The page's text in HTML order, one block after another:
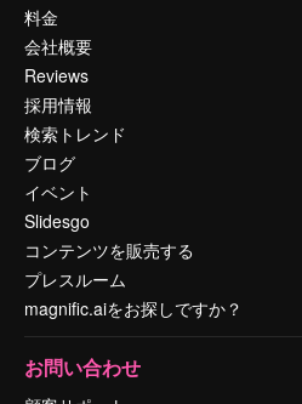
料金
会社概要
Reviews
採用情報
検索トレンド
ブログ
イベント
Slidesgo
コンテンツを販売する
プレスルーム
magnific.aiをお探しですか？
お問い合わせ